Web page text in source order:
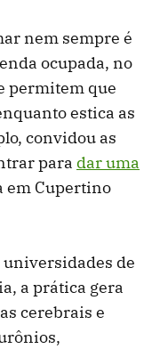
nem sempre é
ocupada, no
permitem que
estica as
convidou as
para dar uma
em Cupertino
universidades de
a prática gera
cerebrais e